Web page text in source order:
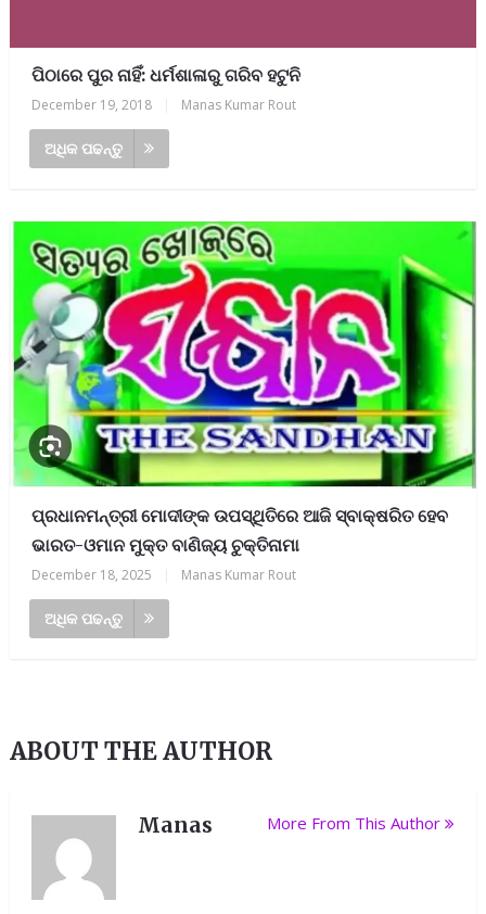
ପିଠାରେ ପୁର ନାହିଁ: ଧର୍ମଶାଳାରୁ ଗରିବ ହଟୁନି
December 19, 2018 Manas Kumar Rout
ଅଧିକ ପଢନ୍ତୁ
ପ୍ରଧାନମନ୍ତ୍ରୀ ମୋଦୀଙ୍କ ଉପସ୍ଥିତିରେ ଆଜି ସ୍ବାକ୍ଷରିତ ହେବ
ଭାରତ-ଓମାନ ମୁକ୍ତ ବାଣିଜ୍ୟ ଚୁକ୍ତିନାମା
December 18, 2025 Manas Kumar Rout
ଅଧିକ ପଢନ୍ତୁ
ABOUT THE AUTHOR
Manas More From This Author